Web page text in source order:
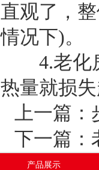
直观了，
情况下)。
4.老化房
热量就损
上一篇：
下一篇：
产品展示